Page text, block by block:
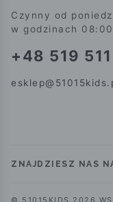
Czynny od
w godzinach
+48 519 511
ZNAJDZIESZ NAS